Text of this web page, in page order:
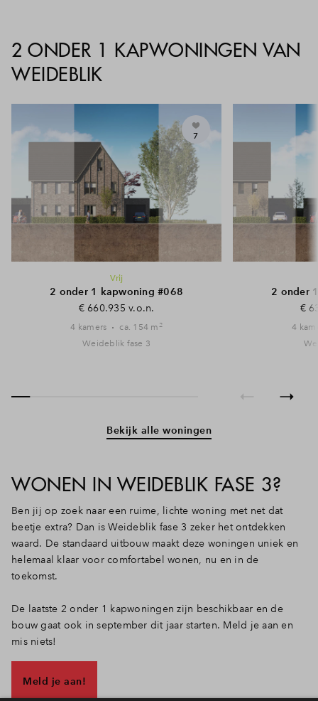
2 ONDER 1 KAPWONINGEN VAN
WEIDEBLIK
7
Vrij
2 onder 1 kapwoning #068
€ 660.935 v.o.n.
4 kamers ca. 154 m2
Weideblik fase 3
2 onder
€
4
Bekijk alle woningen
WONEN IN WEIDEBLIK FASE 3?
Ben jij op zoek naar een ruime, lichte woning met net dat
beetje extra? Dan is Weideblik fase 3 zeker het ontdekken
waard. De standaard uitbouw maakt deze woningen uniek en
helemaal klaar voor comfortabel wonen, nu en in de
toekomst.
De laatste 2 onder 1 kapwoningen zijn beschikbaar en de
bouw gaat ook in september dit jaar starten. Meld je aan en
mis niets!
Meld je aan!